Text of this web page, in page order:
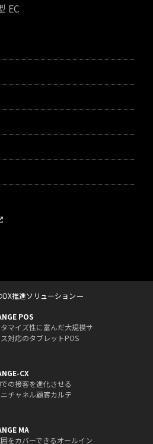
EC
推進ソリューション
POS
マイズ性に富んだ大規模サ
対応のタブレットPOS
CX
の接客を進化させる
チャネル顧客カルテ
MA
をカバーできるオールイン